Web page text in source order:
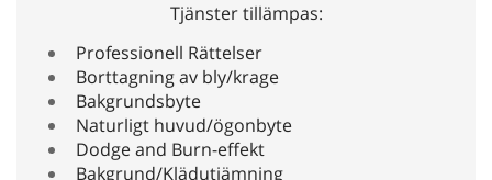
Tjänster tillämpas:
Professionell Rättelser
Borttagning av bly/krage
Bakgrundsbyte
Naturligt huvud/ögonbyte
Dodge and Burn-effekt
Bakgrund/Klädutjämning